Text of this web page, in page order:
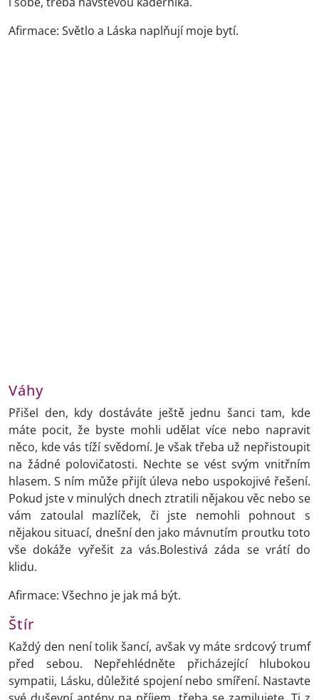
Afirmace: Světlo a Láska naplňují moje bytí.
Váhy
Přišel den, kdy dostáváte ještě jednu šanci tam, kde
máte pocit, že byste mohli udělat více nebo napravit
něco, kde vás tíží svědomí. Je však třeba už nepřistoupit
na žádné polovičatosti. Nechte se vést svým vnitřním
hlasem. S ním může přijít úleva nebo uspokojivé řešení.
Pokud jste v minulých dnech ztratili nějakou věc nebo se
vám zatoulal mazlíček, či jste nemohli pohnout s
nějakou situací, dnešní den jako mávnutím proutku toto
vše dokáže vyřešit za vás.Bolestivá záda se vrátí do
klidu.
Afirmace: Všechno je jak má být.
Štír
Každý den není tolik šancí, avšak vy máte srdcový trumf
před sebou. Nepřehlédněte přicházející hlubokou
sympatii, Lásku, důležité spojení nebo smíření. Nastavte